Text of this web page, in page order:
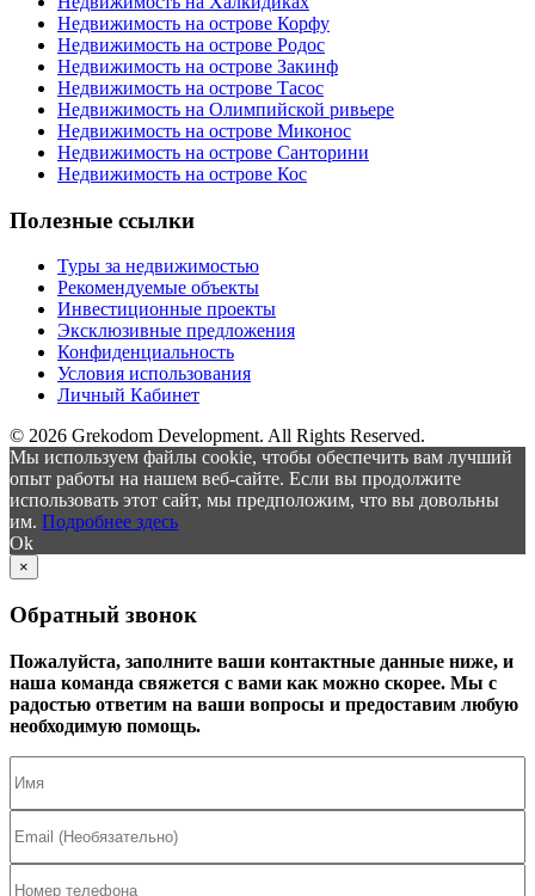
Недвижимость на острове Корфу
Недвижимость на острове Родос
Недвижимость на острове Закинф
Недвижимость на острове Тасос
Недвижимость на Олимпийской ривьере
Недвижимость на острове Миконос
Недвижимость на острове Санторини
Недвижимость на острове Кос
Полезные ссылки
Туры за недвижимостью
Рекомендуемые объекты
Инвестиционные проекты
Эксклюзивные предложения
Конфиденциальность
Условия использования
Личный Кабинет
© 2026 Grekodom Development. All Rights Reserved.
Мы используем файлы cookie, чтобы обеспечить вам лучший
опыт работы на нашем веб-сайте. Если вы продолжите
использовать этот сайт, мы предположим, что вы довольны
им. Подробнее здесь
Ok
×
Обратный звонок
Пожалуйста, заполните ваши контактные данные ниже, и
наша команда свяжется с вами как можно скорее. Мы с
радостью ответим на ваши вопросы и предоставим любую
необходимую помощь.